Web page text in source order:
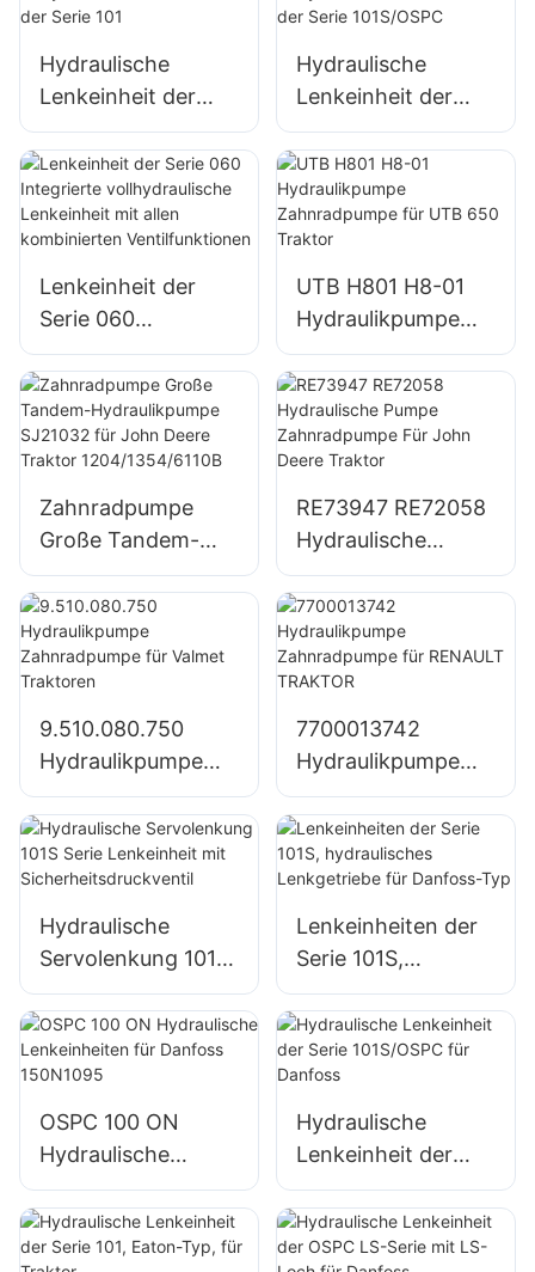
Hydraulische
Lenkeinheit der
Serie 101
Hydraulische
Lenkeinheit der
Serie 101S/OSPC
Lenkeinheit der
Serie 060
Integrierte
vollhydraulische
Lenkeinheit mit
allen kombinierten
UTB H801 H8-01
Hydraulikpumpe
Zahnradpumpe für
UTB 650 Traktor
Zahnradpumpe
Große Tandem-
Hydraulikpumpe
SJ21032 für John
Deere Traktor
1204/1354/6110B
RE73947 RE72058
Hydraulische
Pumpe
Zahnradpumpe Für
John Deere Traktor
9.510.080.750
Hydraulikpumpe
Zahnradpumpe für
Valmet Traktoren
7700013742
Hydraulikpumpe
Zahnradpumpe für
RENAULT
TRAKTOR
Hydraulische
Servolenkung 101S
Serie Lenkeinheit
mit
Sicherheitsdruckve
ntil
Lenkeinheiten der
Serie 101S,
hydraulisches
Lenkgetriebe für
Danfoss-Typ
OSPC 100 ON
Hydraulische
Lenkeinheiten für
Danfoss 150N1095
Hydraulische
Lenkeinheit der
Serie 101S/OSPC
für Danfoss